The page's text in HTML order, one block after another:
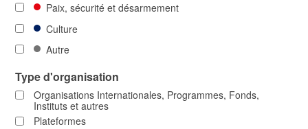
Paix, sécurité et désarmement
Culture
Autre
Type d'organisation
Organisations Internationales, Programmes, Fonds,
Instituts et autres
Plateformes